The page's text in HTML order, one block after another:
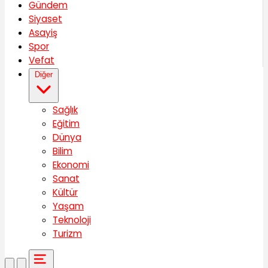
Gündem
Siyaset
Asayiş
Spor
Vefat
Diğer
Sağlık
Eğitim
Dünya
Bilim
Ekonomi
Sanat
Kültür
Yaşam
Teknoloji
Turizm